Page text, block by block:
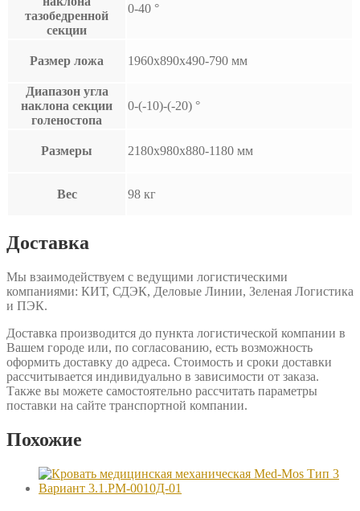
тазобедренной
секции
0-40 °
Размер ложа 1960x890x490-790 мм
Диапазон угла
наклона секции
голеностопа
0-(-10)-(-20) °
Размеры 2180x980x880-1180 мм
Вес 98 кг
Доставка
Мы взаимодействуем с ведущими логистическими
компаниями: КИТ, СДЭК, Деловые Линии, Зеленая Логистика
и ПЭК.
Доставка производится до пункта логистической компании в
Вашем городе или, по согласованию, есть возможность
оформить доставку до адреса. Стоимость и сроки доставки
рассчитывается индивидуально в зависимости от заказа.
Также вы можете самостоятельно рассчитать параметры
поставки на сайте транспортной компании.
Похожие